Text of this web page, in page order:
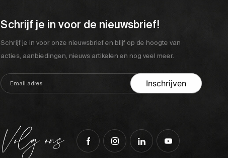
Schrijf je in voor de nieuwsbrief!
Schrijf je in voor onze nieuwsbrief en blijf op de hoogte van
acties, aanbiedingen, nieuws artikelen en nog veel meer.
Volg ons